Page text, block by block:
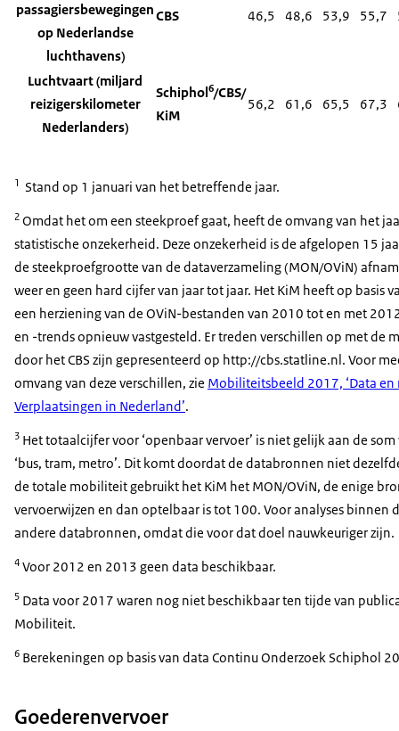
passagiersbewegingen
op Nederlandse
luchthavens)
CBS 46,5 48,6 53,9 55,7
Luchtvaart (miljard
reizigerskilometer
Nederlanders)
Schiphol 6/CBS/
KiM
56,2 61,6 65,5 67,3
1 Stand op 1 januari van het betreffende jaar.
2 Omdat het om een steekproef gaat, heeft de omvang van het
statistische onzekerheid. Deze onzekerheid is de afgelopen 15
de steekproefgrootte van de dataverzameling (MON/OViN)
weer en geen hard cijfer van jaar tot jaar. Het KiM heeft op basis
een herziening van de OViN-bestanden van 2010 tot en met
en -trends opnieuw vastgesteld. Er treden verschillen op met de
door het CBS zijn gepresenteerd op http://cbs.statline.nl. Voor
omvang van deze verschillen, zie Mobiliteitsbeeld 2017, ‘Data
Verplaatsingen in Nederland’.
3 Het totaalcijfer voor ‘openbaar vervoer’ is niet gelijk aan de som
‘bus, tram, metro’. Dit komt doordat de databronnen niet
de totale mobiliteit gebruikt het KiM het MON/OViN, de enige
vervoerwijzen en dan optelbaar is tot 100. Voor analyses binnen
andere databronnen, omdat die voor dat doel nauwkeuriger zijn.
4 Voor 2012 en 2013 geen data beschikbaar.
5 Data voor 2017 waren nog niet beschikbaar ten tijde van
Mobiliteit.
6 Berekeningen op basis van data Continu Onderzoek Schiphol
Goederenvervoer